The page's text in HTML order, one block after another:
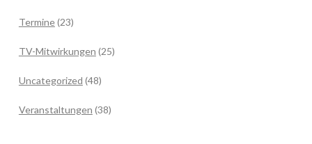
Termine(23)
TV-Mitwirkungen (25)
Uncategorized (48)
Veranstaltungen (38)